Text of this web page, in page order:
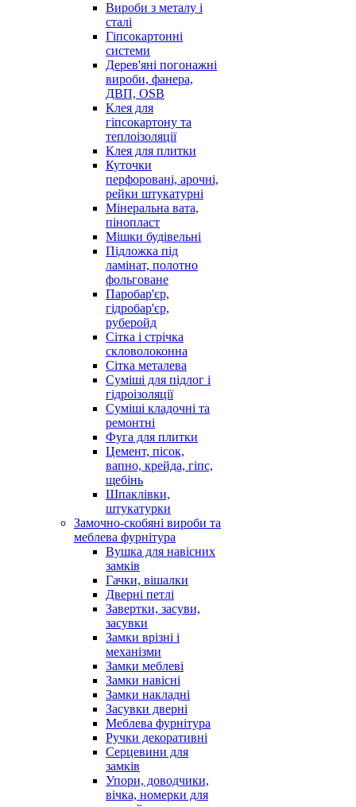
Вироби з металу і
сталі
Гіпсокартонні
системи
Дерев'яні погонажні
вироби, фанера,
ДВП, OSB
Клея для
гіпсокартону та
теплоізоляції
Клея для плитки
Куточки
перфоровані, арочні,
рейки штукатурні
Мінеральна вата,
пінопласт
Мішки будівельні
Підложка під
ламінат, полотно
фольговане
Паробар'єр,
гідробар'єр,
руберойд
Сітка і стрічка
скловолоконна
Сітка металева
Суміші для підлог і
гідроізоляції
Суміші кладочні та
ремонтні
Фуга для плитки
Цемент, пісок,
вапно, крейда, гіпс,
щебінь
Шпаклівки,
штукатурки
Замочно-скобяні вироби та
меблева фурнітура
Вушка для навісних
замків
Гачки, вішалки
Дверні петлі
Завертки, засуви,
засувки
Замки врізні і
механізми
Замки меблеві
Замки навісні
Замки накладні
Засувки дверні
Меблева фурнітура
Ручки декоративні
Серцевини для
замків
Упори, доводчики,
вічка, номерки для